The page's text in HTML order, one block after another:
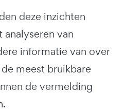
deze inzichten
van
informatie van over
meest bruikbare
de vermelding